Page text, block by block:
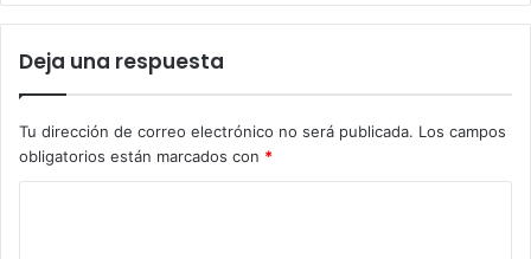
Deja una respuesta
Tu dirección de correo electrónico no será publicada. Los campos
obligatorios están marcados con *